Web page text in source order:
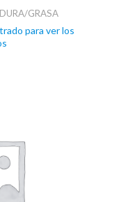
GRASA
para ver los